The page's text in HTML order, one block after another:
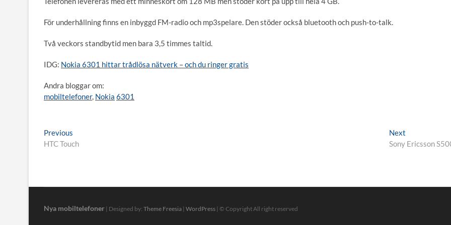
För underhållning finns en inbyggd FM-radio och mp3spelare. Den stöder också bluetooth och push-to-talk.
Två veckors standbytid men bara 3,5 timmes taltid.
IDG: Nokia 6301 hittar trådlösa nätverk – och du ringer gratis
Andra bloggar om:
mobiltelefoner, Nokia 6301
Inläggsnavigering
Previous
post:
HTC Touch
Next
post:
Sony Ericsson
Nya mobiltelefoner | Designed by: Theme Freesia | WordPress | © Copyright All right reserved